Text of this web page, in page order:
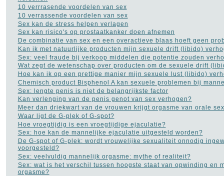
Slaapapneu(21)
Slapeloosheid(129)
Slechte adem(5)
Stress(45)
Trombose(1)
Vaginale infecties(10)
Vaginisme - schedekramp
(2)
Verkoudheid(12)
Vitamines (77)
Voedingssupplementen
(110)
Voet - pijn aan de voet (3)
Ziekte van Bechterew(1)
Ziekte van Crohn
NAVIGATIE
Contact
Links naar medische sites
10 verrrasende voordelen van sex
10 verrassende voordelen van sex
Sex kan de stress helpen verlagen
Sex kan risico's op prostaatkanker doen afnemen
De combinatie van sex en een overactieve blaas hoeft geen
Kan ik met natuurlijke producten mijn sexuele drift (libido)
Sex: veel fraude bij verkoop middelen die potentie zouden
Wat zegt de wetenschap over producten om de sexuele drift
Hoe kan ik op een prettige manier mijn sexuele lust (libido)
Chemisch product Bisphenol A kan sexuele problemen bij
Sex: lengte penis is niet de belangrijkste factor
Kan verlenging van de penis genot van sex verhogen?
Meer dan driekwart van de vrouwen krijgt orgasme van orale sex
Waar ligt de G-plek of G-spot?
Hoe vroegtijdig is een vroegtijdige ejaculatie?
Sex: hoe kan de mannelijke ejaculatie uitgesteld worden?
De G-spot of G-plek: wordt vrouwelijke sexualiteit onnodig
voorgesteld?
Sex: veelvuldig mannelijk orgasme: mythe of realiteit?
Sex: wat is het verschil tussen hoogste staat van opwinding en
orgasme?